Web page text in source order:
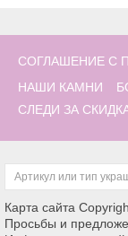
СОГЛАШЕНИЕ С
НАШИ КАМНИ
СЛЕДИ ЗА
Карта сайта
Просьбы и